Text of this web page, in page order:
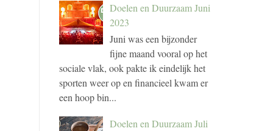
Doelen en Duurzaam Juni
2023
Juni was een bijzonder
fijne maand vooral op het
sociale vlak, ook pakte ik eindelijk het
sporten weer op en financieel kwam er
een hoop bin...
Doelen en Duurzaam Juli